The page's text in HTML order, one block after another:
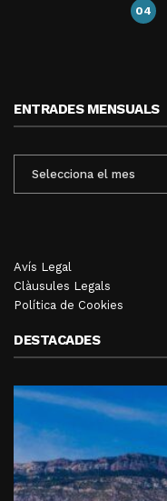
04
ENTRADES MENSUALS
MENSUALS
Avís Legal
Clàusules Legals
Política de Cookies
DESTACADES